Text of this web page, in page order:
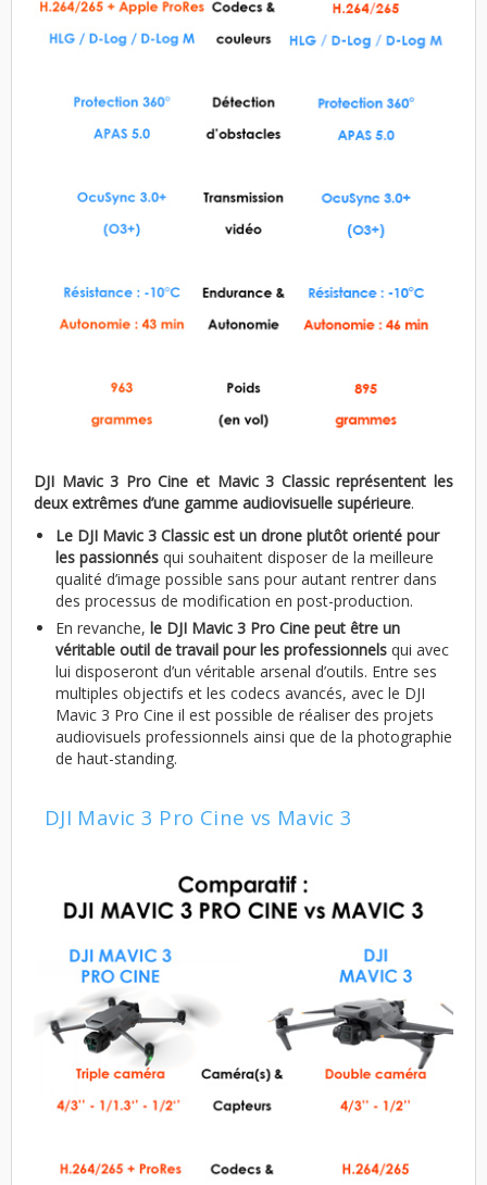
DJI Mavic 3 Pro Cine et Mavic 3 Classic représentent les
deux extrêmes d’une gamme audiovisuelle supérieure.
Le DJI Mavic 3 Classic est un drone plutôt orienté pour
les passionnés qui souhaitent disposer de la meilleure
qualité d’image possible sans pour autant rentrer dans
des processus de modification en post-production.
En revanche, le DJI Mavic 3 Pro Cine peut être un
véritable outil de travail pour les professionnels qui avec
lui disposeront d’un véritable arsenal d’outils. Entre ses
multiples objectifs et les codecs avancés, avec le DJI
Mavic 3 Pro Cine il est possible de réaliser des projets
audiovisuels professionnels ainsi que de la photographie
de haut-standing.
DJI Mavic 3 Pro Cine vs Mavic 3